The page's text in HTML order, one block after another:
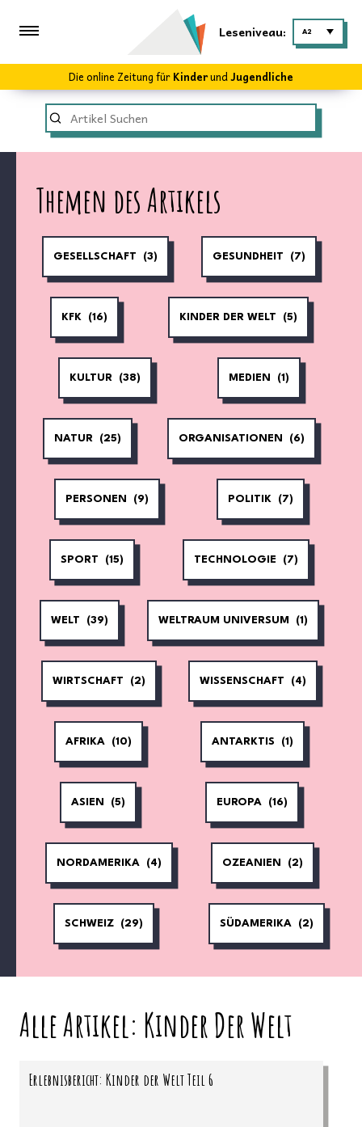
Leseniveau: A2
Die online Zeitung fürKinderundJugendliche
Themen des Artikels
GESELLSCHAFT (3) GESUNDHEIT (7)
KFK (16) KINDER DER WELT (5)
KULTUR (38) MEDIEN (1)
NATUR (25) ORGANISATIONEN (6)
PERSONEN (9) POLITIK (7)
SPORT (15) TECHNOLOGIE (7)
WELT (39) WELTRAUM UNIVERSUM (1)
WIRTSCHAFT (2) WISSENSCHAFT (4)
AFRIKA (10) ANTARKTIS (1)
ASIEN (5) EUROPA (16)
NORDAMERIKA (4) OZEANIEN (2)
SCHWEIZ (29) SÜDAMERIKA (2)
Alle Artikel: Kinder Der Welt
Erlebnisbericht: Kinder der Welt Teil 6